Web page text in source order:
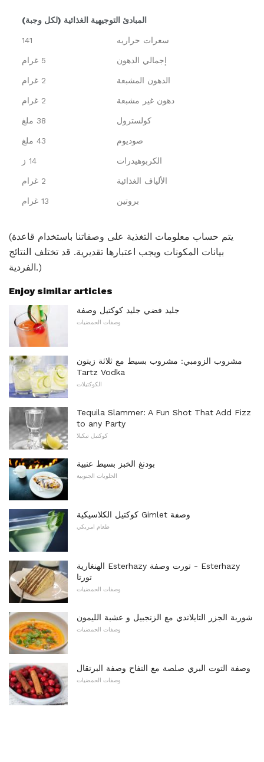
المبادئ التوجيهية الغذائية (لكل وجبة)
سعرات حراريه 141
إجمالي الدهون 5 غرام
الدهون المشبعة 2 غرام
دهون غير مشبعة 2 غرام
كولسترول 38 ملغ
صوديوم 43 ملغ
الكربوهيدرات 14 ز
الألياف الغذائية 2 غرام
بروتين 13 غرام
(يتم حساب معلومات التغذية على وصفاتنا باستخدام قاعدة
بيانات المكونات ويجب اعتبارها تقديرية. قد تختلف النتائج
الفردية.)
Enjoy similar articles
جليد فضي جليد كوكتيل وصفة
وصفات الحمضيات
مشروب الزومبي: مشروب بسيط مع ثلاثة زيتون
Tartz Vodka
الكوكتيلات
Tequila Slammer: A Fun Shot That Add Fizz
to any Party
كوكتيل تيكيلا
بودنغ الخبز بسيط عنبية
الحلويات الجنوبية
كوكتيل الكلاسيكية Gimlet وصفة
طعام امريكي
الهنغارية Esterhazy تورت وصفة - Esterhazy
تورتا
وصفات الحمضيات
شوربة الجزر التايلاندي مع الزنجبيل و عشبة الليمون
وصفات الحمضيات
وصفة التوت البري صلصة مع التفاح وصفة البرتقال
وصفات الحمضيات